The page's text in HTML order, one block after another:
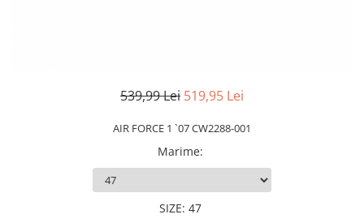
539,99 Lei 519,95 Lei
AIR FORCE 1 `07 CW2288-001
Marime:
SIZE: 47